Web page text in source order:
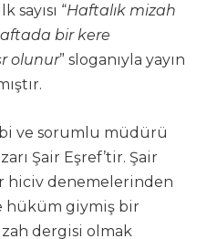
“Haftalık mizah
bir kere
olunur” sloganıyla yayın
ve sorumlu müdürü
Şair Eşref’tir. Şair
hiciv denemelerinden
hüküm giymiş bir
dergisi olmak